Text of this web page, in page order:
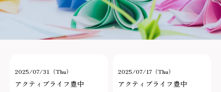
2025/07/31（Thu）
アクティブライフ豊中
2025/07/17（Thu）
アクティブライフ豊中